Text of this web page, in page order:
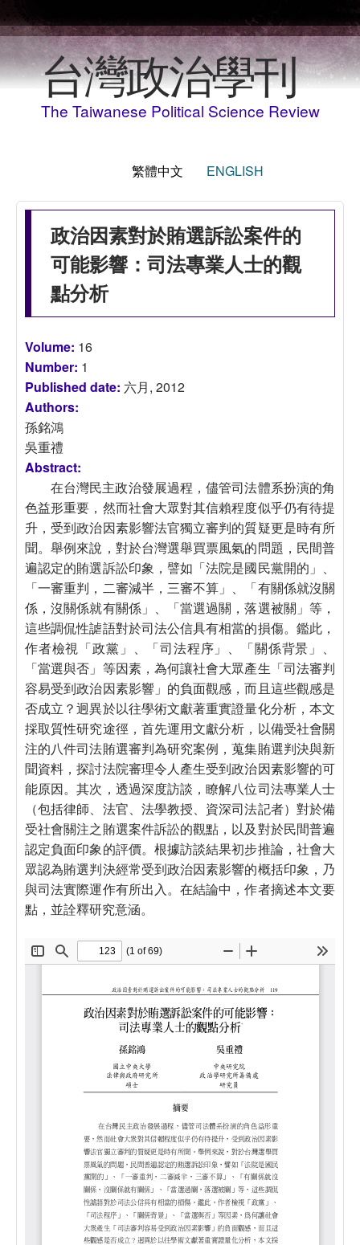
台灣政治學刊
The Taiwanese Political Science Review
繁體中文 ENGLISH
政治因素對於賄選訴訟案件的
可能影響：司法專業人士的觀
點分析
Volume: 16
Number: 1
Published date: 六月, 2012
Authors:
孫銘鴻
吳重禮
Abstract:
在台灣民主政治發展過程，儘管司法體系扮演的角
色益形重要，然而社會大眾對其信賴程度似乎仍有待提
升，受到政治因素影響法官獨立審判的質疑更是時有所
聞。舉例來說，對於台灣選舉買票風氣的問題，民間普
遍認定的賄選訴訟印象，譬如「法院是國民黨開的」、
「一審重判，二審減半，三審不算」、「有關係就沒關
係，沒關係就有關係」、「當選過關，落選被關」等，
這些調侃性謔語對於司法公信具有相當的損傷。鑑此，
作者檢視「政黨」、「司法程序」、「關係背景」、
「當選與否」等因素，為何讓社會大眾產生「司法審判
容易受到政治因素影響」的負面觀感，而且這些觀感是
否成立？迥異於以往學術文獻著重實證量化分析，本文
採取質性研究途徑，首先運用文獻分析，以備受社會關
注的八件司法賄選審判為研究案例，蒐集賄選判決與新
聞資料，探討法院審理令人產生受到政治因素影響的可
能原因。其次，透過深度訪談，瞭解八位司法專業人士
（包括律師、法官、法學教授、資深司法記者）對於備
受社會關注之賄選案件訴訟的觀點，以及對於民間普遍
認定負面印象的評價。根據訪談結果初步推論，社會大
眾認為賄選判決經常受到政治因素影響的概括印象，乃
與司法實際運作有所出入。在結論中，作者摘述本文要
點，並詮釋研究意涵。